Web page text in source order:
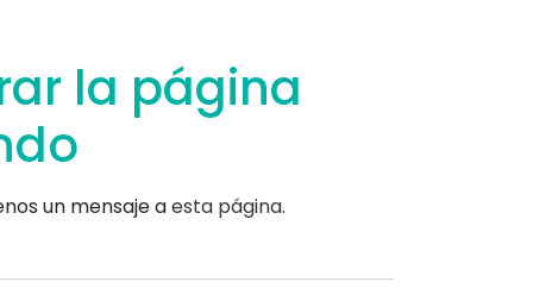
la página
un mensaje aesta página.